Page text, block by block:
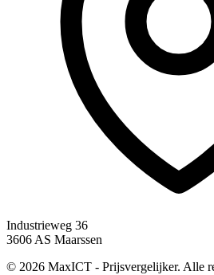
Industrieweg 36
3606 AS Maarssen
© 2026 MaxICT - Prijsvergelijker. Alle